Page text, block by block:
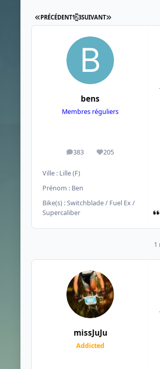
PREMIÈRE PAGE
PRÉCÉDENT123SUIVANT DERNIÈRE PAGE
bens
Membres réguliers
383
messages205
Réputation
Ville : Lille (F)
Prénom : Ben
Bike(s) :Switchblade / Fuel Ex /
Supercaliber
1
missJuJu
Addicted